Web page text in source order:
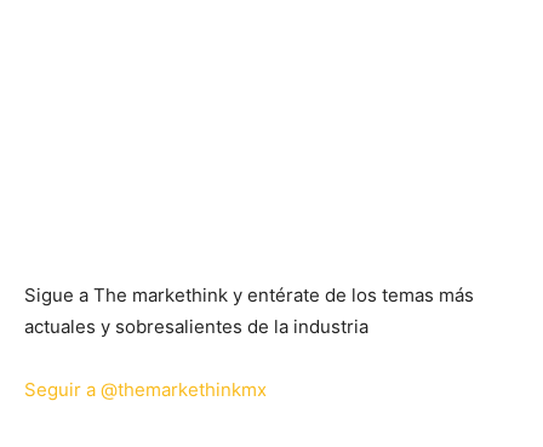
Sigue a The markethink y entérate de los temas más
actuales y sobresalientes de la industria
Seguir a @themarkethinkmx